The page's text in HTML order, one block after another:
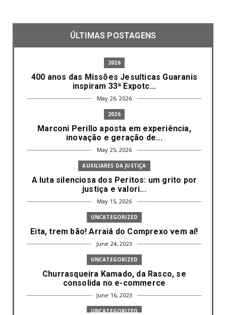
ÚLTIMAS POSTAGENS
2026
400 anos das Missões Jesuíticas Guaranis
inspiram 33ª Expotc...
May 26, 2026
2026
Marconi Perillo aposta em experiência,
inovação e geração de...
May 25, 2026
AUXILIARES DA JUSTIÇA
A luta silenciosa dos Peritos: um grito por
justiça e valori...
May 15, 2026
UNCATEGORIZED
Eita, trem bão! Arraiá do Comprexo vem aí!
June 24, 2023
UNCATEGORIZED
Churrasqueira Kamado, da Rasco, se
consolida no e-commerce
June 16, 2023
UNCATEGORIZED